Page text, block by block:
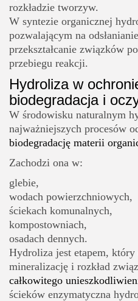
rozkładzie tworzyw.
W syntezie organicznej
pozwalającym na
przekształcanie związków
przebiegu reakcji.
Hydroliza w
biodegradacja i
W środowisku naturalnym
najważniejszych procesów
biodegradację materii
Zachodzi ona w:
glebie,
wodach powierzchniowych,
ściekach komunalnych,
kompostowniach,
osadach dennych.
Hydroliza jest etapem,
mineralizację i rozkład
całkowitego
ścieków enzymatyczna